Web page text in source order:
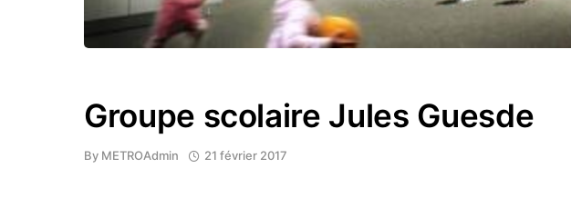
Groupe scolaire Jules Guesde
By METROAdmin 21 février 2017